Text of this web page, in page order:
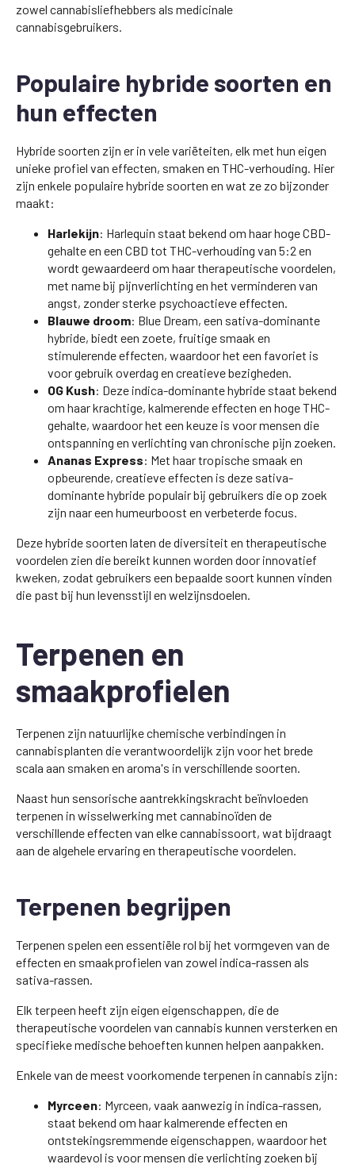
zowel cannabisliefhebbers als medicinale
cannabisgebruikers.
Populaire hybride soorten en
hun effecten
Hybride soorten zijn er in vele variëteiten, elk met hun eigen
unieke profiel van effecten, smaken en THC-verhouding. Hier
zijn enkele populaire hybride soorten en wat ze zo bijzonder
maakt:
Harlekijn: Harlequin staat bekend om haar hoge CBD-
gehalte en een CBD tot THC-verhouding van 5:2 en
wordt gewaardeerd om haar therapeutische voordelen,
met name bij pijnverlichting en het verminderen van
angst, zonder sterke psychoactieve effecten.
Blauwe droom: Blue Dream, een sativa-dominante
hybride, biedt een zoete, fruitige smaak en
stimulerende effecten, waardoor het een favoriet is
voor gebruik overdag en creatieve bezigheden.
OG Kush: Deze indica-dominante hybride staat bekend
om haar krachtige, kalmerende effecten en hoge THC-
gehalte, waardoor het een keuze is voor mensen die
ontspanning en verlichting van chronische pijn zoeken.
Ananas Express: Met haar tropische smaak en
opbeurende, creatieve effecten is deze sativa-
dominante hybride populair bij gebruikers die op zoek
zijn naar een humeurboost en verbeterde focus.
Deze hybride soorten laten de diversiteit en therapeutische
voordelen zien die bereikt kunnen worden door innovatief
kweken, zodat gebruikers een bepaalde soort kunnen vinden
die past bij hun levensstijl en welzijnsdoelen.
Terpenen en
smaakprofielen
Terpenen zijn natuurlijke chemische verbindingen in
cannabisplanten die verantwoordelijk zijn voor het brede
scala aan smaken en aroma's in verschillende soorten.
Naast hun sensorische aantrekkingskracht beïnvloeden
terpenen in wisselwerking met cannabinoïden de
verschillende effecten van elke cannabissoort, wat bijdraagt
aan de algehele ervaring en therapeutische voordelen.
Terpenen begrijpen
Terpenen spelen een essentiële rol bij het vormgeven van de
effecten en smaakprofielen van zowel indica-rassen als
sativa-rassen.
Elk terpeen heeft zijn eigen eigenschappen, die de
therapeutische voordelen van cannabis kunnen versterken en
specifieke medische behoeften kunnen helpen aanpakken.
Enkele van de meest voorkomende terpenen in cannabis zijn:
Myrceen: Myrceen, vaak aanwezig in indica-rassen,
staat bekend om haar kalmerende effecten en
ontstekingsremmende eigenschappen, waardoor het
waardevol is voor mensen die verlichting zoeken bij